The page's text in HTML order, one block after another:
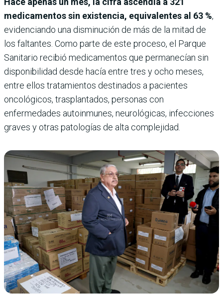
medicamentos sin existencia, equivalentes al 63 %,
evidenciando una disminución de más de la mitad de
los faltantes. Como parte de este proceso, el Parque
Sanitario recibió medicamentos que permanecían sin
disponibilidad desde hacía entre tres y ocho meses,
entre ellos tratamientos destinados a pacientes
oncológicos, trasplantados, personas con
enfermedades autoinmunes, neurológicas, infecciones
graves y otras patologías de alta complejidad.